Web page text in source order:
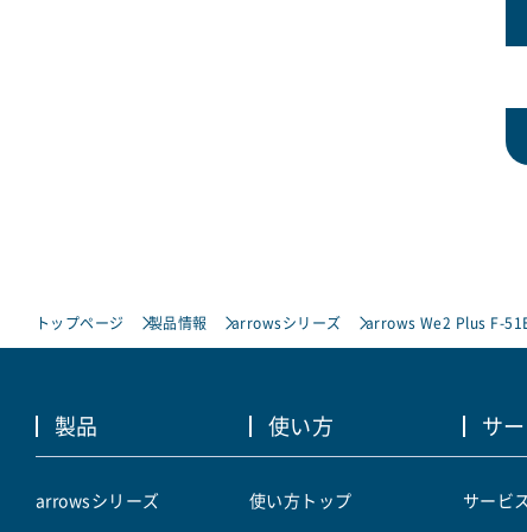
トップページ 製品情報 arrowsシリーズ arrows We2 Plus F-
製品
arrowsシリーズ
使い方
使い方トップ
サ
サービ